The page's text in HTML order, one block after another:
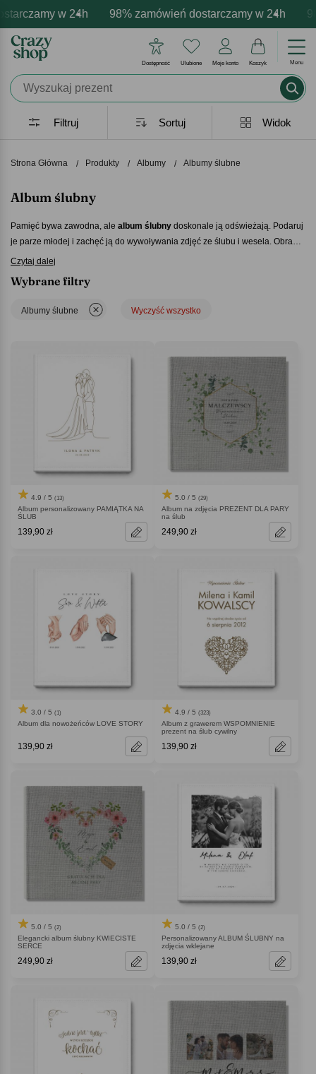
w 24h 98% zamówień dostarczamy w 24h 98%
personalizacja produktów Profesjonalna i darmowa
emocje - zawsze udane prezenty Prezentujemy
Dostępność Ulubione Moje konto Koszyk Menu
Strona Główna Produkty Albumy Albumy ślubne
Album ślubny
Pamięć bywa zawodna, ale album ślubny doskonale ją odświeżają. Podaruj
je parze młodej i zachęć ją do wywoływania zdjęć ze ślubu i wesela. Obraz
tego dnia z pewnością będzie żywy w ich myślach, ale nic nie zastąpi zbioru
biła z ich oczu.Album ślubny
Czytaj dalej
Filtruj Widok
Sortuj
Wybrane filtry
Albumy ślubne Wyczyść wszystko
4.9 / 5 (13)
Album personalizowany PAMIĄTKA NA
ŚLUB
139,90 zł
5.0 / 5 (29)
Album na zdjęcia PREZENT DLA PARY
na ślub
249,90 zł
3.0 / 5 (1)
Album dla nowożeńców LOVE STORY
139,90 zł
4.9 / 5 (323)
Album z grawerem WSPOMNIENIE
prezent na ślub cywilny
139,90 zł
5.0 / 5 (2)
Elegancki album ślubny KWIECISTE
SERCE
249,90 zł
5.0 / 5 (2)
Personalizowany ALBUM ŚLUBNY na
zdjęcia wklejane
139,90 zł